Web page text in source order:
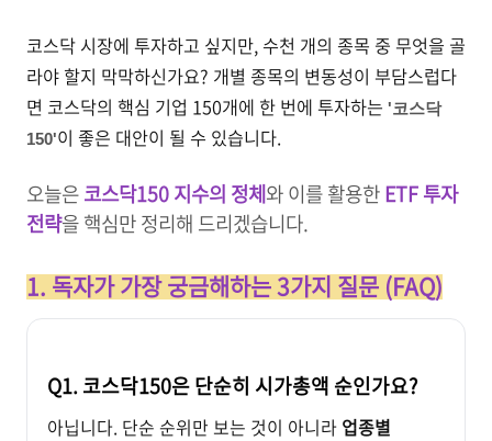
코스닥 시장에 투자하고 싶지만, 수천 개의 종목 중 무엇을 골
라야 할지 막막하신가요? 개별 종목의 변동성이 부담스럽다
면 코스닥의 핵심 기업 150개에 한 번에 투자하는 '코스닥
150'이 좋은 대안이 될 수 있습니다.
오늘은코스닥150 지수의 정체와 이를 활용한ETF 투자
전략을 핵심만 정리해 드리겠습니다.
1. 독자가 가장 궁금해하는 3가지 질문 (FAQ)
Q1. 코스닥150은 단순히 시가총액 순인가요?
아닙니다. 단순 순위만 보는 것이 아니라 업종별